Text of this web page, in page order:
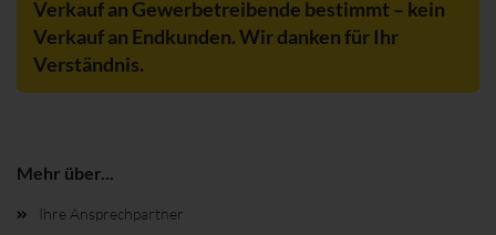
Verkauf an Gewerbetreibende bestimmt – kein
Verkauf an Endkunden. Wir danken für Ihr
Verständnis.
Mehr über...
Ihre Ansprechpartner